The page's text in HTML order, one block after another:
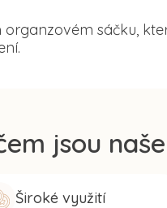
jsou
Široké využití
sáčku,